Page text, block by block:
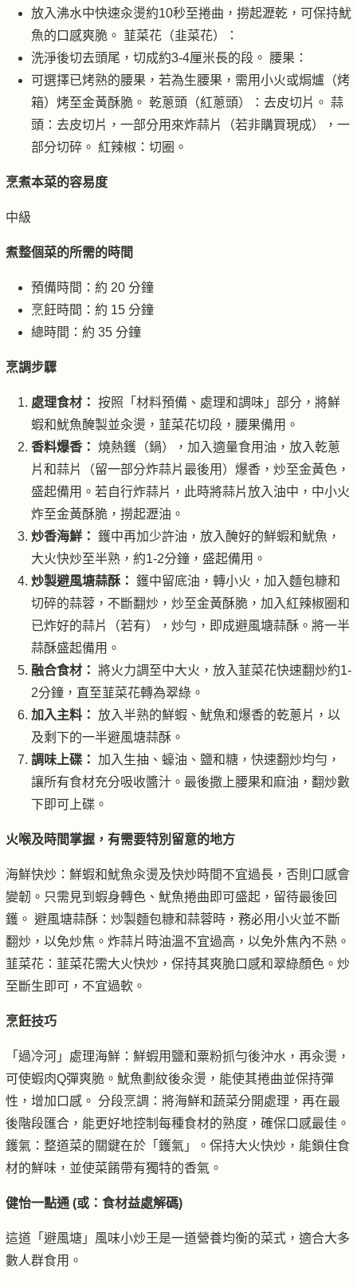
放入沸水中快速汆燙約10秒至捲曲，撈起瀝乾，可保持魷
魚的口感爽脆。 韮菜花（韭菜花）：
洗淨後切去頭尾，切成約3-4厘米長的段。 腰果：
可選擇已烤熟的腰果，若為生腰果，需用小火或焗爐（烤
箱）烤至金黃酥脆。 乾蔥頭（紅蔥頭）：去皮切片。 蒜
頭：去皮切片，一部分用來炸蒜片（若非購買現成），一
部分切碎。 紅辣椒：切圈。
烹煮本菜的容易度
中級
煮整個菜的所需的時間
預備時間：約 20 分鐘
烹飪時間：約 15 分鐘
總時間：約 35 分鐘
烹調步驟
處理食材： 按照「材料預備、處理和調味」部分，將鮮
蝦和魷魚醃製並汆燙，韮菜花切段，腰果備用。
香料爆香： 燒熱鑊（鍋），加入適量食用油，放入乾蔥
片和蒜片（留一部分炸蒜片最後用）爆香，炒至金黃色，
盛起備用。若自行炸蒜片，此時將蒜片放入油中，中小火
炸至金黃酥脆，撈起瀝油。
炒香海鮮： 鑊中再加少許油，放入醃好的鮮蝦和魷魚，
大火快炒至半熟，約1-2分鐘，盛起備用。
炒製避風塘蒜酥： 鑊中留底油，轉小火，加入麵包糠和
切碎的蒜蓉，不斷翻炒，炒至金黃酥脆，加入紅辣椒圈和
已炸好的蒜片（若有），炒勻，即成避風塘蒜酥。將一半
蒜酥盛起備用。
融合食材： 將火力調至中大火，放入韮菜花快速翻炒約1-
2分鐘，直至韮菜花轉為翠綠。
加入主料： 放入半熟的鮮蝦、魷魚和爆香的乾蔥片，以
及剩下的一半避風塘蒜酥。
調味上碟： 加入生抽、蠔油、鹽和糖，快速翻炒均勻，
讓所有食材充分吸收醬汁。最後撒上腰果和麻油，翻炒數
下即可上碟。
火喉及時間掌握，有需要特別留意的地方
海鮮快炒：鮮蝦和魷魚汆燙及快炒時間不宜過長，否則口感會
變韌。只需見到蝦身轉色、魷魚捲曲即可盛起，留待最後回
鑊。 避風塘蒜酥：炒製麵包糠和蒜蓉時，務必用小火並不斷
翻炒，以免炒焦。炸蒜片時油溫不宜過高，以免外焦內不熟。
韮菜花：韮菜花需大火快炒，保持其爽脆口感和翠綠顏色。炒
至斷生即可，不宜過軟。
烹飪技巧
「過冷河」處理海鮮：鮮蝦用鹽和粟粉抓勻後沖水，再汆燙，
可使蝦肉Q彈爽脆。魷魚劃紋後汆燙，能使其捲曲並保持彈
性，增加口感。 分段烹調：將海鮮和蔬菜分開處理，再在最
後階段匯合，能更好地控制每種食材的熟度，確保口感最佳。
鑊氣：整道菜的關鍵在於「鑊氣」。保持大火快炒，能鎖住食
材的鮮味，並使菜餚帶有獨特的香氣。
健怡一點通 (或：食材益處解碼)
這道「避風塘」風味小炒王是一道營養均衡的菜式，適合大多
數人群食用。